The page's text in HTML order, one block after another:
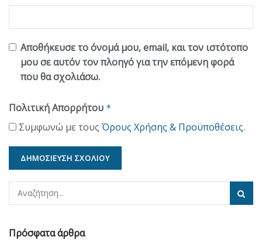
Αποθήκευσε το όνομά μου, email, και τον ιστότοπο
μου σε αυτόν τον πλοηγό για την επόμενη φορά
που θα σχολιάσω.
Πολιτική Απορρήτου *
Συμφωνώ με τους Όρους Χρήσης & Προϋποθέσεις.
Πρόσφατα άρθρα